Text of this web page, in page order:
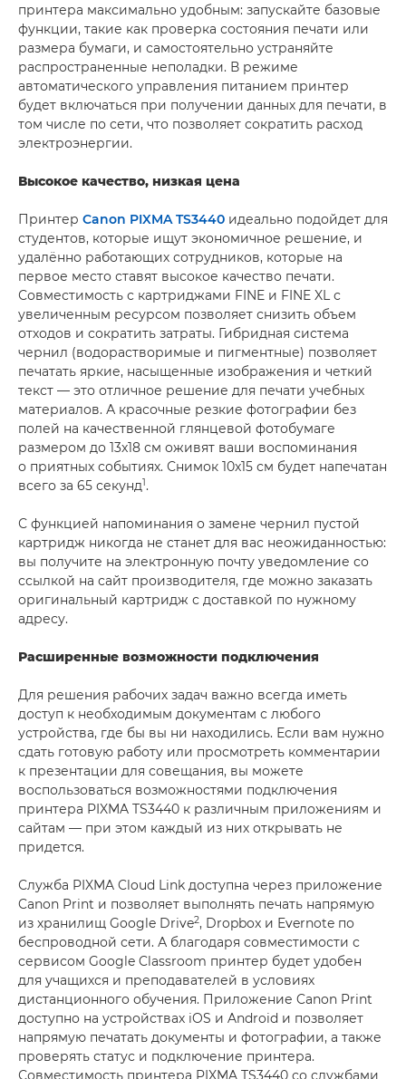
принтера максимально удобным: запускайте базовые
функции, такие как проверка состояния печати или
размера бумаги, и самостоятельно устраняйте
распространенные неполадки. В режиме
автоматического управления питанием принтер
будет включаться при получении данных для печати, в
том числе по сети, что позволяет сократить расход
электроэнергии.
Высокое качество, низкая цена
Принтер Canon PIXMA TS3440 идеально подойдет для
студентов, которые ищут экономичное решение, и
удалённо работающих сотрудников, которые на
первое место ставят высокое качество печати.
Совместимость с картриджами FINE и FINE XL с
увеличенным ресурсом позволяет снизить объем
отходов и сократить затраты. Гибридная система
чернил (водорастворимые и пигментные) позволяет
печатать яркие, насыщенные изображения и четкий
текст — это отличное решение для печати учебных
материалов. А красочные резкие фотографии без
полей на качественной глянцевой фотобумаге
размером до 13x18 см оживят ваши воспоминания
о приятных событиях. Снимок 10x15 см будет напечатан
всего за 65 секунд1.
С функцией напоминания о замене чернил пустой
картридж никогда не станет для вас неожиданностью:
вы получите на электронную почту уведомление со
ссылкой на сайт производителя, где можно заказать
оригинальный картридж с доставкой по нужному
адресу.
Расширенные возможности подключения
Для решения рабочих задач важно всегда иметь
доступ к необходимым документам с любого
устройства, где бы вы ни находились. Если вам нужно
сдать готовую работу или просмотреть комментарии
к презентации для совещания, вы можете
воспользоваться возможностями подключения
принтера PIXMA TS3440 к различным приложениям и
сайтам — при этом каждый из них открывать не
придется.
Служба PIXMA Cloud Link доступна через приложение
Canon Print и позволяет выполнять печать напрямую
из хранилищ Google Drive2, Dropbox и Evernote по
беспроводной сети. А благодаря совместимости с
сервисом Google Classroom принтер будет удобен
для учащихся и преподавателей в условиях
дистанционного обучения. Приложение Canon Print
доступно на устройствах iOS и Android и позволяет
напрямую печатать документы и фотографии, а также
проверять статус и подключение принтера.
Совместимость принтера PIXMA TS3440 со службами